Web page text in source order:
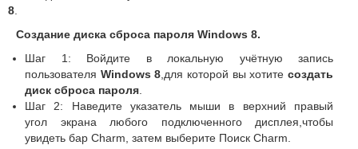
8
Создание диска сброса пароля Windows 8.
Шаг 1: Войдите в локальную учётную запись
пользователя Windows 8 ,для которой вы хотитесоздать
диск сброса пароля
Шаг 2: Наведите указатель мыши в верхний правый
угол экрана любого подключенного дисплея,чтобы
увидеть бар Charm, затем выберите Поиск Charm.